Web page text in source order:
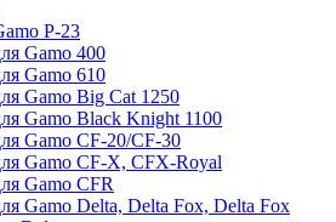
P-23
Gamo 400
Gamo 610
Gamo Big Cat 1250
Gamo Black Knight 1100
Gamo CF-20/CF-30
Gamo CF-X, CFX-Royal
Gamo CFR
Gamo Delta, Delta Fox, Delta Fox